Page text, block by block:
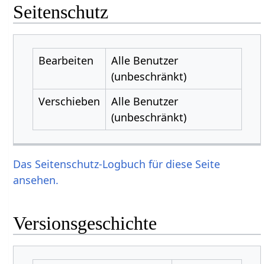
Seitenschutz
Bearbeiten
Alle Benutzer
(unbeschränkt)
Verschieben
Alle Benutzer
(unbeschränkt)
Das Seitenschutz-Logbuch für diese Seite
ansehen.
Versionsgeschichte